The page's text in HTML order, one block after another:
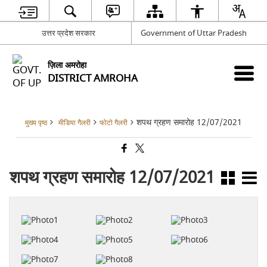
उत्तर प्रदेश सरकार Government of Uttar Pradesh
ज़िला अमरोहा
DISTRICT AMROHA
मुख्य पृष्ठ मीडिया गैलरी फोटो गैलरी शपथ ग्रहण समारोह 12/07/2021
शपथ ग्रहण समारोह 12/07/2021